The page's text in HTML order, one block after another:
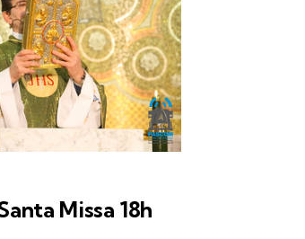
Missa 18h